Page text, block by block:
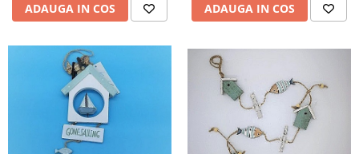
ADAUGA IN COS ADAUGA IN COS